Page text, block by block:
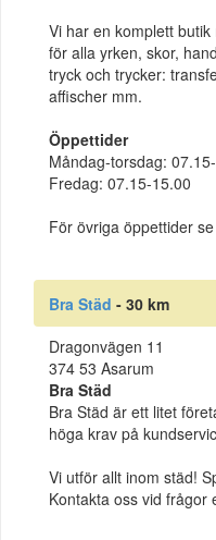
Vi har en komplett
för alla yrken, skor,
tryck och trycker:
affischer mm.
Öppettider
Måndag-torsdag:
Fredag: 07.15-15.00
För övriga öppettider
Bra Städ - 30 km
Dragonvägen 11
374 53 Asarum
Bra Städ
Bra Städ är ett litet
höga krav på
Vi utför allt inom städ!
Kontakta oss vid frågor